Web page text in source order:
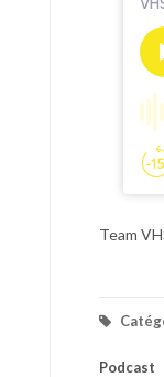
Team
Podcast